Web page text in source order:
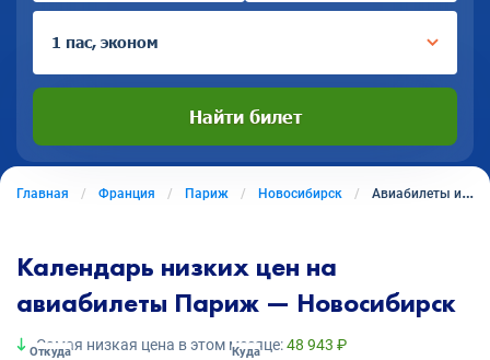
1 пас, эконом
Найти билет
Главная Франция Париж Новосибирск Авиабилеты из Парижа в Новосибирск
Календарь низких цен на
авиабилеты Париж — Новосибирск
Самая низкая цена в этом месяце:48 943 ₽
Откуда Куда